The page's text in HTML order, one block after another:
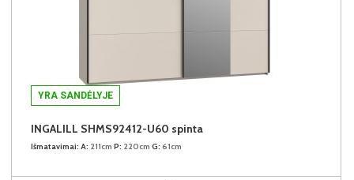
YRA SANDĖLYJE
INGALILL SHMS92412-U60 spinta
Išmatavimai: A: 211cm P: 220cm G: 61cm